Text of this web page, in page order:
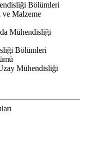
Bölümleri
Malzeme
Mühendisliği
Bölümleri
Mühendisliği